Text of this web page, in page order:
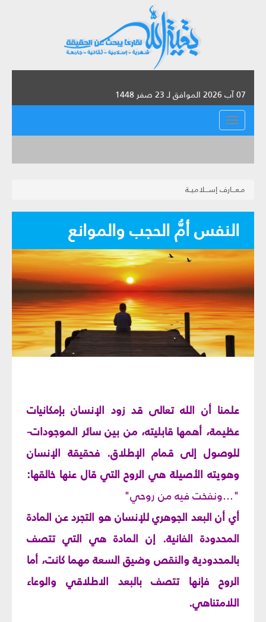
07 آب 2026 الموافق لـ 23 صفر 1448
القائمة
مـعـــارف إســـلاميــة
النفس أمُّ الحجب والموانع
علمنا أن الله تعالى قد زود الإنسان بإمكانيات
عظيمة، أهمها قابليته، من بين سائر الموجودات-
للوصول إلى قمام الإطلاق. فحقيقة الإنسان
وهويته الأصيلة هي الروح التي قال عنها خالقها:
"...ونفخت فيه من روحي"
أي أن البعد الجوهري للإنسان هو التجرد عن المادة
المحدودة الفانية. إن المادة هي التي تتصف
بالمحدودية والنقص وضيق السعة مهما كانت، أما
الروح فإنها تتصف بالبعد الاطلاقي والوعاء
اللامتناهي.